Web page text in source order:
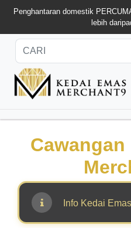
Penghantaran domestik
lebih
Cawangan
Info Kedai